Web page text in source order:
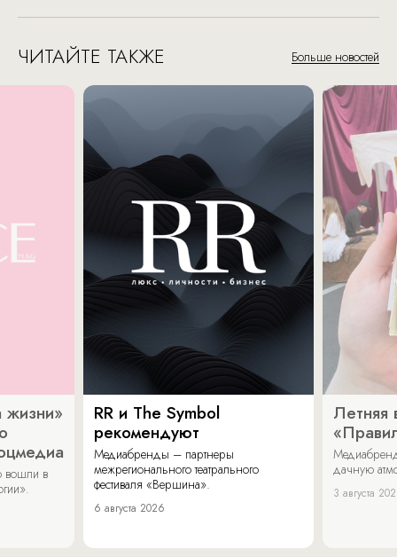
ЧИТАЙТЕ ТАКЖЕ Больше новостей
жизни»
вошли в
RR и The Symbol
рекомендуют
Медиабренды – партнеры
межрегионального театрального
фестиваля «Вершина».
6 августа 2026
Летняя
дачную
3 августа